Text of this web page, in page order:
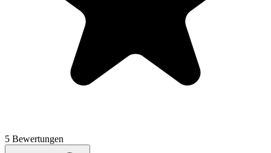
5 Bewertungen